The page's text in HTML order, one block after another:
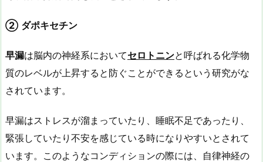
② ダポキセチン
早漏は脳内の神経系においてセロトニンと呼ばれる化学物
質のレベルが上昇すると防ぐことができるという研究がな
されています。
早漏はストレスが溜まっていたり、睡眠不足であったり、
緊張していたり不安を感じている時になりやすいとされて
います。このようなコンディションの際には、自律神経の